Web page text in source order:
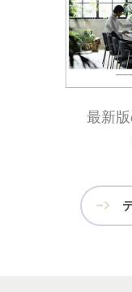
最新